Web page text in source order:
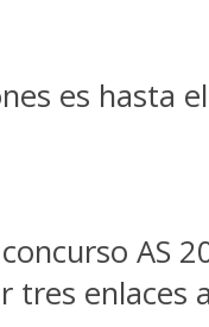
es hasta
AS
tres enlaces